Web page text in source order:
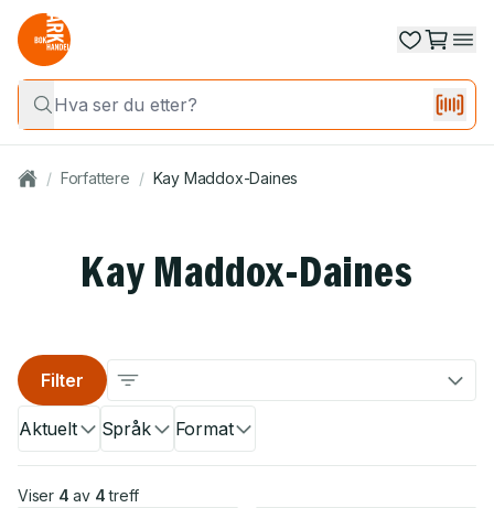
/ Forfattere / Kay Maddox-Daines
Kay Maddox-Daines
Aktuelt Språk Format
Filter
Viser 4 av 4 treff